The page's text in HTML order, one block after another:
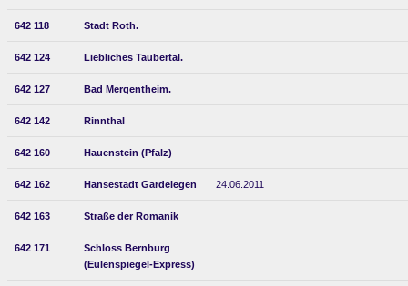
642 118 Stadt Roth.
642 124 Liebliches Taubertal.
642 127 Bad Mergentheim.
642 142 Rinnthal
642 160 Hauenstein (Pfalz)
642 162 Hansestadt Gardelegen 24.06.2011
642 163 Straße der Romanik
642 171
Schloss Bernburg
(Eulenspiegel-Express)